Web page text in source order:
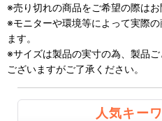
※売り切れの商品をご希望の際はお
※モニターや環境等によって実際
ます。
※サイズは製品の実寸の為、製品
ございますがご了承ください。
人気キー